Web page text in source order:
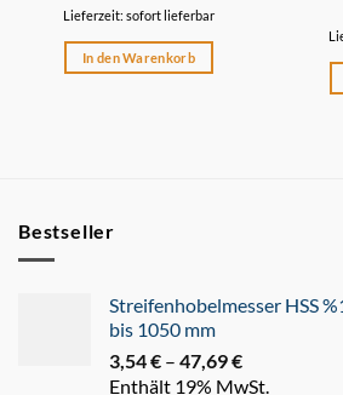
Lieferzeit: sofort lieferbar
In den Warenkorb
Bestseller
Streifenhobelmesser HSS
bis 1050 mm
3,54€ – 47,69€
3,54 €
Enthält 19% MwSt.